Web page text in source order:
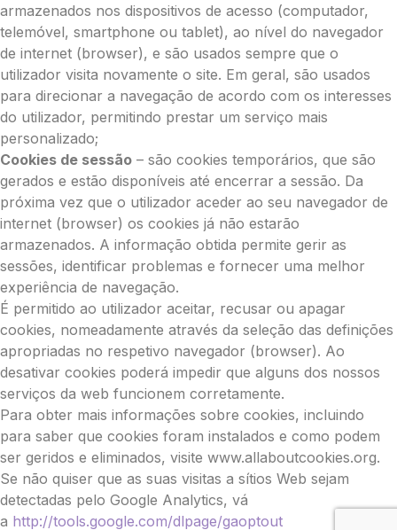
armazenados nos dispositivos de acesso (computador,
telemóvel, smartphone ou tablet), ao nível do navegador
de internet (browser), e são usados sempre que o
utilizador visita novamente o site. Em geral, são usados
para direcionar a navegação de acordo com os interesses
do utilizador, permitindo prestar um serviço mais
personalizado;
Cookies de sessão – são cookies temporários, que são
gerados e estão disponíveis até encerrar a sessão. Da
próxima vez que o utilizador aceder ao seu navegador de
internet (browser) os cookies já não estarão
armazenados. A informação obtida permite gerir as
sessões, identificar problemas e fornecer uma melhor
experiência de navegação.
É permitido ao utilizador aceitar, recusar ou apagar
cookies, nomeadamente através da seleção das definições
apropriadas no respetivo navegador (browser). Ao
desativar cookies poderá impedir que alguns dos nossos
serviços da web funcionem corretamente.
Para obter mais informações sobre cookies, incluindo
para saber que cookies foram instalados e como podem
ser geridos e eliminados, visite www.allaboutcookies.org.
Se não quiser que as suas visitas a sítios Web sejam
detectadas pelo Google Analytics, vá
a http://tools.google.com/dlpage/gaoptout